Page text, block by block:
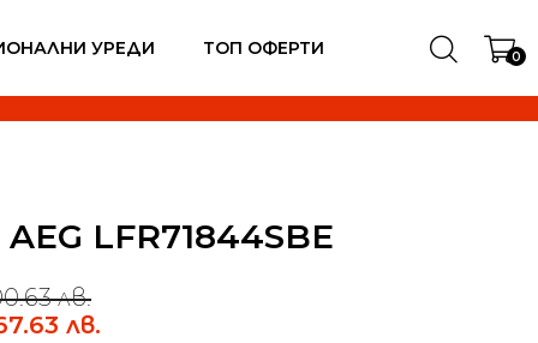
УРЕДИ ТОП ОФЕРТИ 0
LFR71844SBE
лв.
лв.